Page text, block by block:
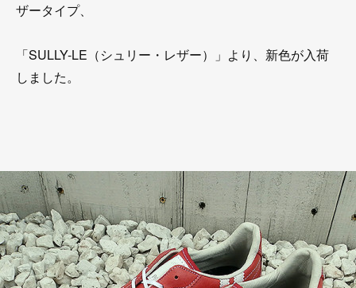
ザータイプ、
「SULLY-LE（シュリー・レザー）」より、新色が入荷
しました。